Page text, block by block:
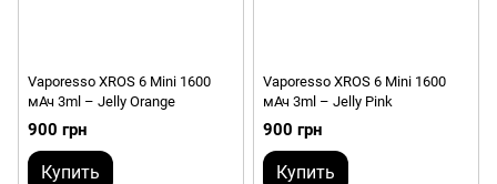
Vaporesso XROS 6 Mini 1600
мАч 3ml – Jelly Orange
900 грн
Купить
Vaporesso XROS 6 Mini 1600
мАч 3ml – Jelly Pink
900 грн
Купить